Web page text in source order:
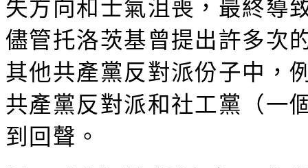
失方向和士氣沮喪，最終導
儘管托洛茨基曾提出許多次
其他共產黨反對派份子中，
共產黨反對派和社工黨（一
到回聲。